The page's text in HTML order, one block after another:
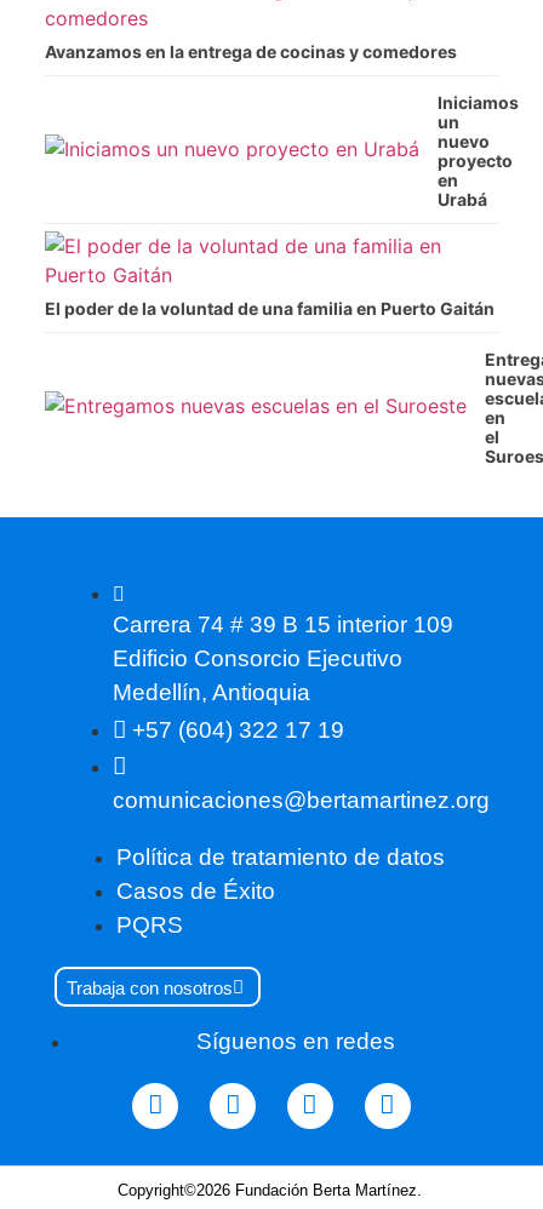
Avanzamos en la entrega de cocinas y comedores
Iniciamos
un
nuevo
proyecto
en
Urabá
El poder de la voluntad de una familia en Puerto Gaitán
en
el
Carrera 74 # 39 B 15 interior 109
Edificio Consorcio Ejecutivo
Medellín, Antioquia
+57 (604) 322 17 19
comunicaciones@bertamartinez.org
Política de tratamiento de datos
Casos de Éxito
PQRS
Trabaja con nosotros
Síguenos en redes
Copyright©2026 Fundación Berta Martínez.